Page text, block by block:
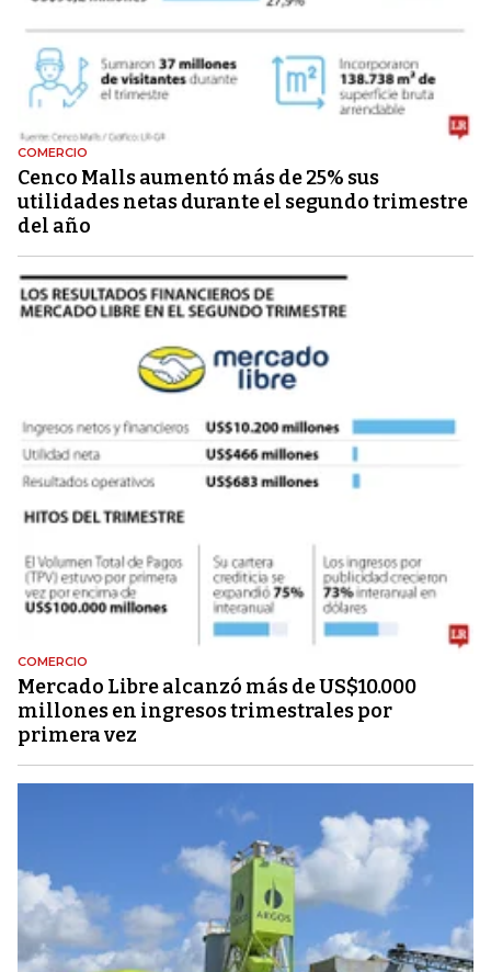
COMERCIO
Cenco Malls aumentó más de 25% sus
utilidades netas durante el segundo trimestre
del año
COMERCIO
Mercado Libre alcanzó más de US$10.000
millones en ingresos trimestrales por
primera vez